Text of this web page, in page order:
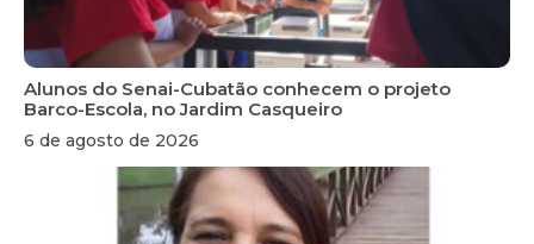
Alunos do Senai-Cubatão conhecem o projeto
Barco-Escola, no Jardim Casqueiro
6 de agosto de 2026